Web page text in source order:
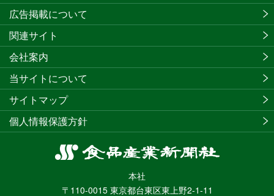
食
産
本社
〒110-0015 東京都台東区東上野2-1-11
広告掲載について
関連サイト
会社案内
当サイトについて
サイトマップ
個人情報保護方針